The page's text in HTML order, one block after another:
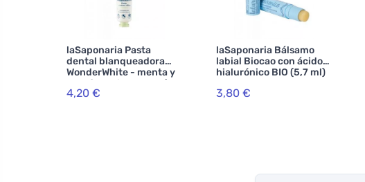
laSaponaria Pasta
dental blanqueadora
WonderWhite - menta y
carbón activado BIO (75
ml)
4,20 €
laSaponaria Bálsamo
labial Biocao con ácido
hialurónico BIO (5,7 ml)
3,80 €